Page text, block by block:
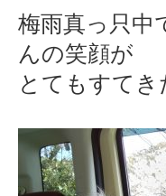
梅雨真っ只中
んの笑顔が
とてもすて